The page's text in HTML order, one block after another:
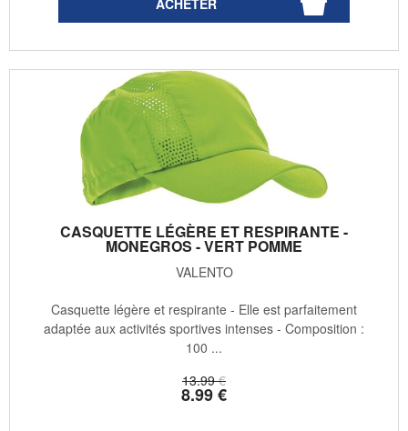
CASQUETTE LÉGÈRE ET RESPIRANTE -
MONEGROS - VERT POMME
VALENTO
13.99 €
8.99€
Casquette légère et respirante - Elle est parfaitement
adaptée aux activités sportives intenses - Composition :
100 ...